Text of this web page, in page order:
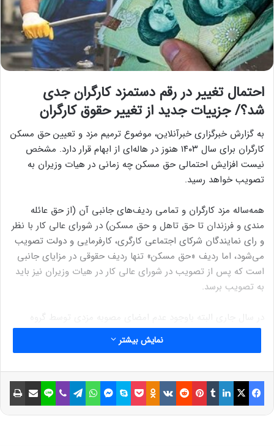
احتمال تغییر در رقم دستمزد کارگران جدی
شد؟/ جزییات جدید از تغییر حقوق کارگران
به گزارش خبرگزاری خبرآنلاین، موضوع ترمیم مزد و تعیین حق مسکن
کارگران برای سال ۱۴۰۳ هنوز در هاله‌ای از ابهام قرار دارد. مشخص
نیست افزایش احتمالی حق مسکن چه زمانی در هیات وزیران به
تصویب خواهد رسید.
همه‌ساله مزد کارگران و تمامی ردیف‌های جانبی آن (از حق عائله
مندی و فرزندان تا حق تاهل و حق مسکن) در شورای عالی کار با نظر
و رای نمایندگان شرکای اجتماعی کارگری، کارفرمایی و دولت تصویب
می‌شود، اما ردیف «حق مسکن» تنها ردیف حقوقی در مزایای جانبی
است که پس از تصویب در شورای عالی کار در هیات وزیران نیز باید
به تصویب برسد.
در سال جاری البته باوجود عدم امضای مصوبه مزدی توسط گروه
کارگری، دولت با دعوت از تشکل‌ها مذاکراتی درباره افزایش حق
مسکن انجام داد.
طبق آنچه سمیه گلپور (رئیس کانون عالی انجمن‌های صنفی کارگران
کشور) در هفته گذشته اظهار کرد، در این جلسات بحث افزایش ۳۵
درصدی مبلغ حق مسکن مطرح شده است که البته باتوجه به اینکه
نمایش بیشتر
فیسبوک ایکس لینکداین تامبلر پینتریست Reddit
VKontakte
Odnoklassniki پاکت اسکایپ مسنجر واتس آپ تلگرام وایبر لاین اشتراک گذاری با ایمیل